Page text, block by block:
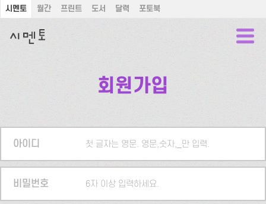
시멘토 월간 프린트 도서 달력 포토북
회원가입
아이디 첫 글자는 영문. 영문,숫자,_만 입력.
비밀번호 6자 이상 입력하세요.